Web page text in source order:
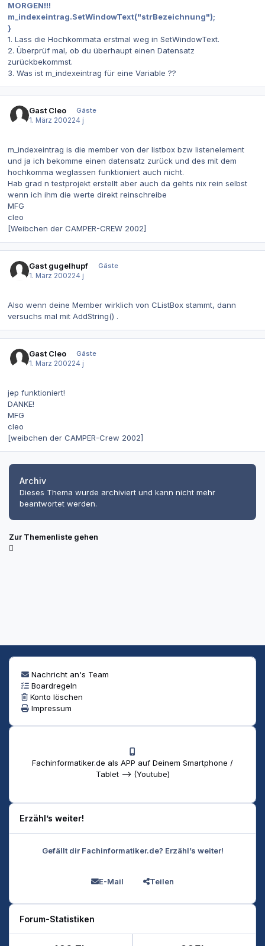
MORGEN!!!
m_indexeintrag.SetWindowText("strBezeichnung");
}
1. Lass die Hochkommata erstmal weg in SetWindowText.
2. Überprüf mal, ob du überhaupt einen Datensatz
zurückbekommst.
3. Was ist m_indexeintrag für eine Variable ??
Gast Cleo
Gäste
1. März 200224 j
m_indexeintrag is die member von der listbox bzw listenelement
und ja ich bekomme einen datensatz zurück und des mit dem
hochkomma weglassen funktioniert auch nicht.
Hab grad n testprojekt erstellt aber auch da gehts nix rein selbst
wenn ich ihm die werte direkt reinschreibe
MFG
cleo
[Weibchen der CAMPER-CREW 2002]
Gast gugelhupf
Gäste
1. März 200224 j
Also wenn deine Member wirklich von CListBox stammt, dann
versuchs mal mit AddString() .
Gast Cleo
Gäste
1. März 200224 j
jep funktioniert!
DANKE!
MFG
cleo
[weibchen der CAMPER-Crew 2002]
Archiv
Dieses Thema wurde archiviert und kann nicht mehr
beantwortet werden.
Zur Themenliste gehen
Nachricht an's Team
Boardregeln
Konto löschen
Impressum
Fachinformatiker.de als APP auf Deinem Smartphone /
Tablet --> (Youtube)
Erzähl’s weiter!
Gefällt dir Fachinformatiker.de? Erzähl’s weiter!
E-Mail Teilen
Forum-Statistiken